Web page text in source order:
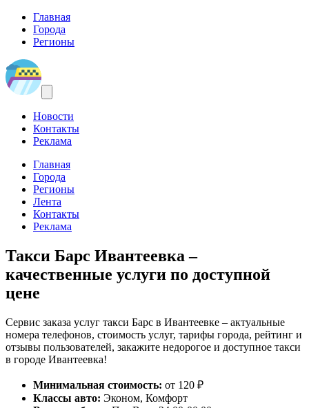
Главная
Города
Регионы
Новости
Контакты
Реклама
Главная
Города
Регионы
Лента
Контакты
Реклама
Такси Барс Ивантеевка –
качественные услуги по доступной
цене
Сервис заказа услуг такси Барс в Ивантеевке – актуальные
номера телефонов, стоимость услуг, тарифы города, рейтинг и
отзывы пользователей, закажите недорогое и доступное такси
в городе Ивантеевка!
Минимальная стоимость: от 120 ₽
Классы авто: Эконом, Комфорт